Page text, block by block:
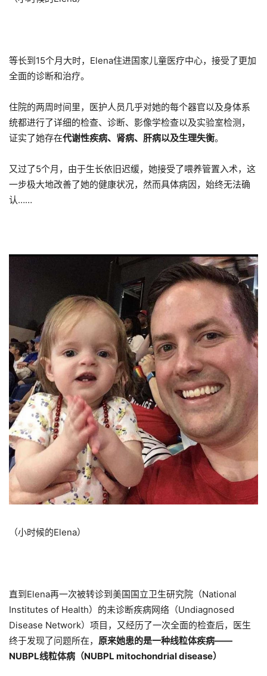
等长到15个月大时，Elena住进国家儿童医疗中心，接受了更加
全面的诊断和治疗。
住院的两周时间里，医护人员几乎对她的每个器官以及身体系
统都进行了详细的检查、诊断、影像学检查以及实验室检测，
证实了她存在代谢性疾病、肾病、肝病以及生理失衡。
又过了5个月，由于生长依旧迟缓，她接受了喂养管置入术，这
一步极大地改善了她的健康状况，然而具体病因，始终无法确
认……
（小时候的Elena）
直到Elena再一次被转诊到美国国立卫生研究院（National
Institutes of Health）的未诊断疾病网络（Undiagnosed
Disease Network）项目，又经历了一次全面的检查后，医生
终于发现了问题所在， 原来她患的是一种线粒体疾病——
NUBPL线粒体病（NUBPL mitochondrial disease）